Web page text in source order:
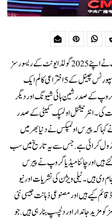
بیجنگ (نمائندہ خصوصی) چائنا میڈیا گروپ نے اپنے 2025 گولڈ ایونٹ کے ریسورسز
جاری کیے، جس میں 56 گولڈ ایونٹس اور سپورٹس چینل کے 5 اختراعی کالم ایک
گروپ کے صدر شین ہائی شیونگ اور دیگر
انٹرنیشنل اولمپک کمیٹی کے صدر
کہ پیرس اولمپکس نے دنیا بھر میں
مبذول کرائی ہے.جس سے یہ تاریخ میں سب
ہیں اور چائنا میڈیا گروپ نے پیرس
دی ہیں ۔ٹیلی ویژن کی نشریات اور نیو
کیے ہیں اورمصنوعی ذہانت جیسی نئی
کو مزید جاندار اور دلچسپ بنا رہی ہیں.جو